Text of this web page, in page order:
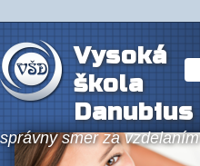
Vysoká
škola
Danubius
správny smer za vzdelaním